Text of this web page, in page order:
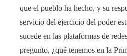
que el pueblo ha hecho, y su
servicio del ejercicio del poder
sucede en las plataformas de
pregunto, ¿qué tenemos en la